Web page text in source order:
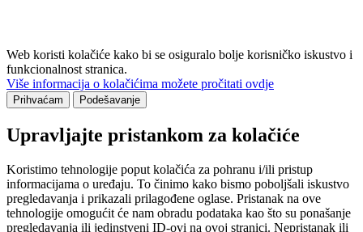
Web koristi kolačiće kako bi se osiguralo bolje korisničko iskustvo i
funkcionalnost stranica.
Više informacija o kolačićima možete pročitati ovdje
Prihvaćam Podešavanje
Upravljajte pristankom za kolačiće
Koristimo tehnologije poput kolačića za pohranu i/ili pristup
informacijama o uređaju. To činimo kako bismo poboljšali iskustvo
pregledavanja i prikazali prilagođene oglase. Pristanak na ove
tehnologije omogućit će nam obradu podataka kao što su ponašanje
pregledavanja ili jedinstveni ID-ovi na ovoj stranici. Nepristanak ili